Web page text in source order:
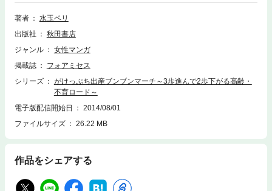
著者
水玉ペリ
出版社
秋田書店
ジャンル
女性マンガ
掲載誌
フォアミセス
シリーズ
がけっぷち出産ブンブンマーチ～3歩進んで2歩下がる高齢・
不育ロード～
電子版配信開始日
2014/08/01
ファイルサイズ
26.22 MB
作品をシェアする